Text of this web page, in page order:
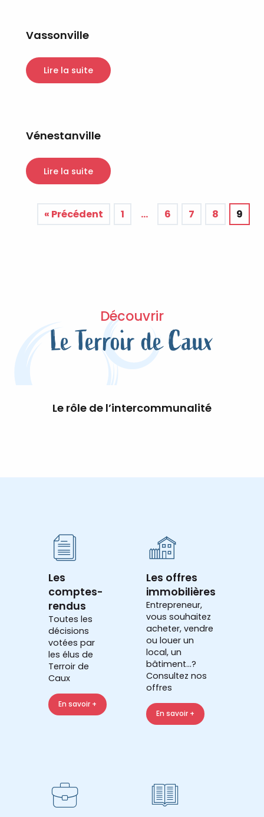
Vassonville
Lire la suite
Vénestanville
Lire la suite
« Précédent 1 … 6 7 8 9
Découvrir
Le Terroir de Caux
Le rôle de l’intercommunalité
Les
comptes-
rendus
Toutes les
décisions
votées par
les élus de
Terroir de
Caux
En savoir +
Les offres
immobilières
Entrepreneur,
vous souhaitez
acheter, vendre
ou louer un
local, un
bâtiment...?
Consultez nos
offres
En savoir +